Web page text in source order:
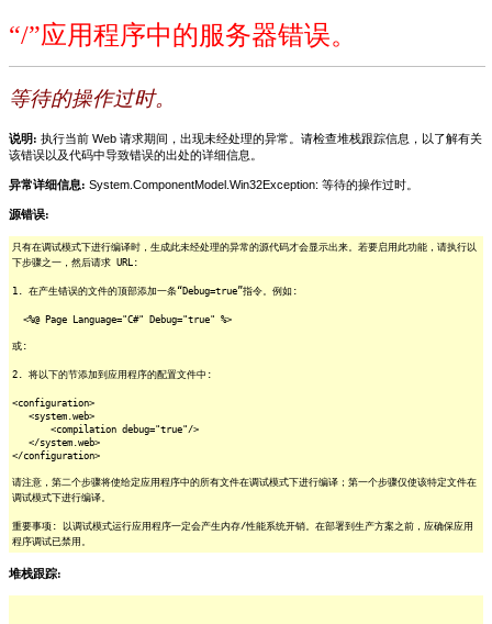
“/”应用程序中的服务器错误。
等待的操作过时。
说明: 执行当前 Web 请求期间，出现未经处理的异常。请检查堆栈跟踪信息，以了解有关
该错误以及代码中导致错误的出处的详细信息。
异常详细信息: System.ComponentModel.Win32Exception: 等待的操作过时。
源错误:
只有在调试模式下进行编译时，生成此未经处理的异常的源代码才会显示出来。若要启用此功能，请执行以
下步骤之一，然后请求 URL:
1. 在产生错误的文件的顶部添加一条“Debug=true”指令。例如:
<%@ Page Language="C#" Debug="true" %>
或:
2. 将以下的节添加到应用程序的配置文件中:
<configuration>
<system.web>
<compilation debug="true"/>
</system.web>
</configuration>
请注意，第二个步骤将使给定应用程序中的所有文件在调试模式下进行编译；第一个步骤仅使该特定文件在
调试模式下进行编译。
重要事项: 以调试模式运行应用程序一定会产生内存/性能系统开销。在部署到生产方案之前，应确保应用
程序调试已禁用。
堆栈跟踪: